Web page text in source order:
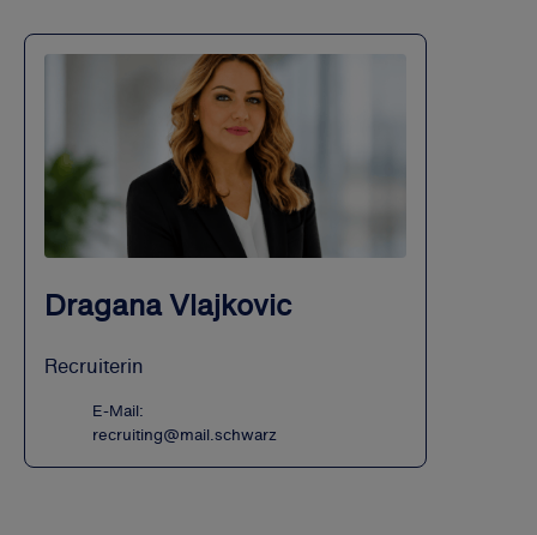
Dragana Vlajkovic
Recruiterin
E-Mail:
recruiting@mail.schwarz